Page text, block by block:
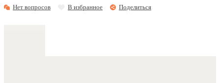
Нет вопросов В избранное Поделиться